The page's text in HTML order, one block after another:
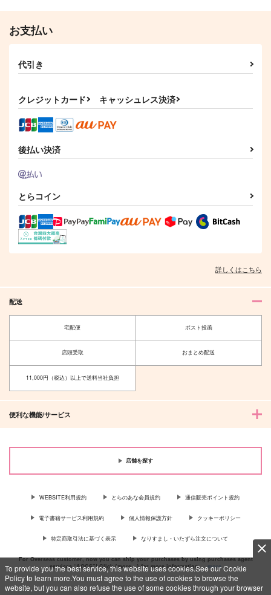
To provide you the best service, this website uses cookies.See our Cookie
Policy to learn more.You must agree to the use of cookies to browse the
website, but you can also refuse the use of some cookies through your browser
605円（税込）
作品詳細 作品詳細
大典太光世×水心子正秀
カート
お支払い
代引き
クレジットカード キャッシュレス決済
後払い決済
とらコイン
詳しくはこちら
配送
宅配便 ポスト投函
店頭受取 おまとめ配送
11,000円（税込）以上で送料当社負担
便利な機能/サービス
店舗を探す
WEBSITE利用規約 とらのあな会員規約 通信販売ポイント規約
電子書籍サービス利用規約 個人情報保護方針 クッキーポリシー
特定商取引法に基づく表示 なりすまし・いたずら注文について
For Overseas customer, now you can ship your purchases by using purchases agent
services “AOCS”! Click {more…} for more information …more